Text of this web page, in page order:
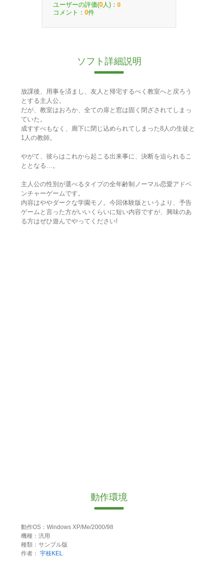
ユーザーの評価(0 人)： 0
コメント： 0件
ソフト詳細説明
放課後、用事を済まし、友人と帰宅するべく教室へと戻ろう
とする主人公。
だが、教室はおろか、全ての扉と窓は固く閉ざされてしまっ
ていた。
成すすべもなく、廊下に閉じ込められてしまった8人の生徒と
1人の教師。
やがて、彼らはこれから起こる出来事に、決断を迫られるこ
ととなる…。
主人公の性別が選べるタイプの全年齢制ノーマル恋愛アドベ
ンチャーゲームです。
内容はややダークな学園モノ。今回体験版というより、予告
ゲームと言った方がいいくらいに短い内容ですが、興味のあ
る方はぜひ遊んでやってください!
動作環境
動作OS：Windows XP/Me/2000/98
機種：汎用
種類：サンプル版
作者： 宇枝KEL